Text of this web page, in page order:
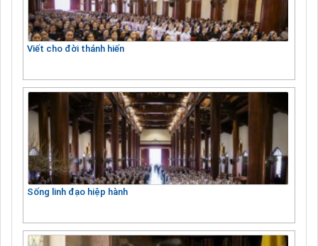
Viết cho đời thánh hiến
Sống linh đạo hiệp hành